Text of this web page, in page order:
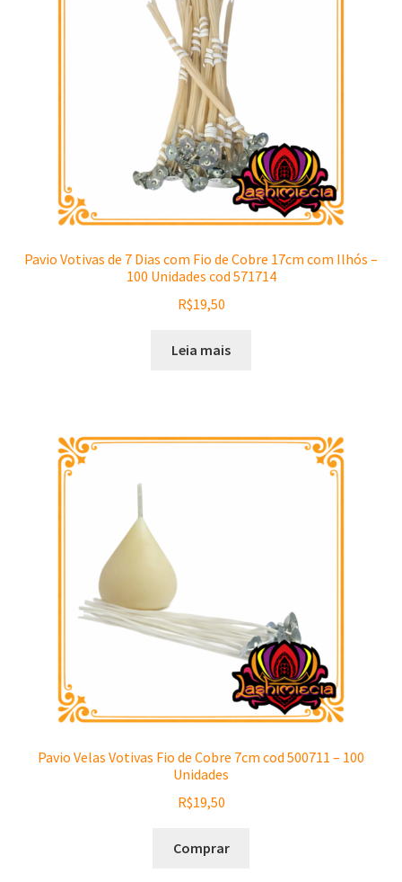
Pavio Votivas de 7 Dias com Fio de Cobre 17cm com Ilhós –
100 Unidades cod 571714
R$19,50
Leia mais
Pavio Velas Votivas Fio de Cobre 7cm cod 500711 – 100
Unidades
R$19,50
Comprar